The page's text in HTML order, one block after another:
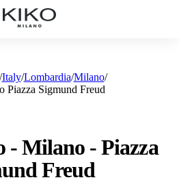
Italy Lombardia Milano
Piazza Sigmund Freud
Milano - Piazza
Freud